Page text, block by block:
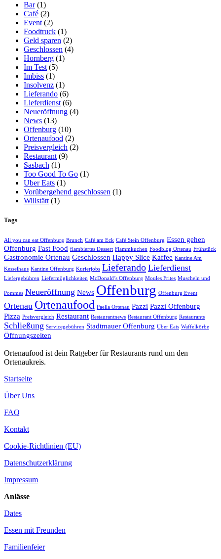
Bar (1)
Café (2)
Event (2)
Foodtruck (1)
Geld sparen (2)
Geschlossen (4)
Hornberg (1)
Im Test (5)
Imbiss (1)
Insolvenz (1)
Lieferando (6)
Lieferdienst (6)
Neueröffnung (4)
News (13)
Offenburg (10)
Ortenaufood (2)
Preisvergleich (2)
Restaurant (9)
Sasbach (1)
Too Good To Go (1)
Uber Eats (1)
Vorübergehend geschlossen (1)
Willstätt (1)
Tags
All you can eat Offenburg Brunch Café am Eck Café Stein Offenburg Essen gehen
Offenburg Fast Food flambiertes Dessert Flammkuchen Foodblog Ortenau Frühstück
Gastronomie Ortenau Geschlossen Happy Slice Kaffee Kantine Am
Kesselhaus Kantine Offenburg Kurierjobs Lieferando Lieferdienst
Liefergebühren Liefermöglichkeiten McDonald’s Offenburg Moules Frites Muscheln und
Pommes Neueröffnung News Offenburg Offenburg Event
Ortenau Ortenaufood Paella Ortenau Pazzi Pazzi Offenburg
Pizza Preisvergleich Restaurant Restaurantnews Restaurant Offenburg Restaurants
Schließung Servicegebühren Stadtmauer Offenburg Uber Eats Waffelkörbe
Öffnungszeiten
Ortenaufood ist dein Ratgeber für Restaurants rund um den
Ortenaukreis.
Startseite
Über Uns
FAQ
Kontakt
Cookie-Richtlinien (EU)
Datenschutzerklärung
Impressum
Anlässe
Dates
Essen mit Freunden
Familienfeier